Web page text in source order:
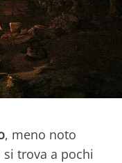
, meno noto
trova a pochi